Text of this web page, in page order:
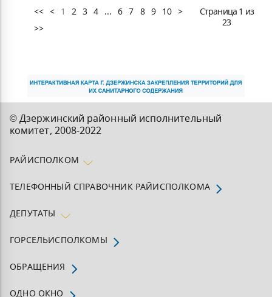
1 2 3 4 ... 6 7 8 9 10
Страница 1 из
23
© Дзержинский районный исполнительный
комитет, 2008-2022
РАЙИСПОЛКОМ
ТЕЛЕФОННЫЙ СПРАВОЧНИК РАЙИСПОЛКОМА
ДЕПУТАТЫ
ГОРСЕЛЬИСПОЛКОМЫ
ОБРАЩЕНИЯ
ОДНО ОКНО